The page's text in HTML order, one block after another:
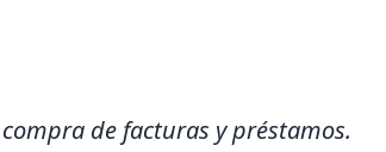
de facturas y préstamos.